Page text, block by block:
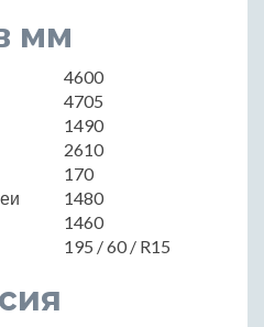
мм
4600
4705
1490
2610
170
1480
1460
195 / 60 / R15